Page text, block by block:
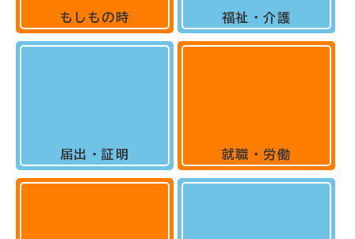
もしもの時
届出・証明
福祉・介護
就職・労働